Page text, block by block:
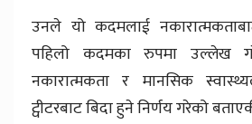
उनले यो कदमलाई
पहिलो कदमका रुपमा उल्लेख
नकारात्मकता र मानसिक
ट्वीटरबाट बिदा हुने निर्णय गरेको